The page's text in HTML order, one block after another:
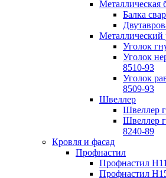
Металлическая
Балка
Металлический
Уголок
Уголок
8510-93
Уголок
8509-93
Швеллер
Швеллер
Швеллер
8240-89
Кровля и фасад
Профнастил
Профнастил
Профнастил